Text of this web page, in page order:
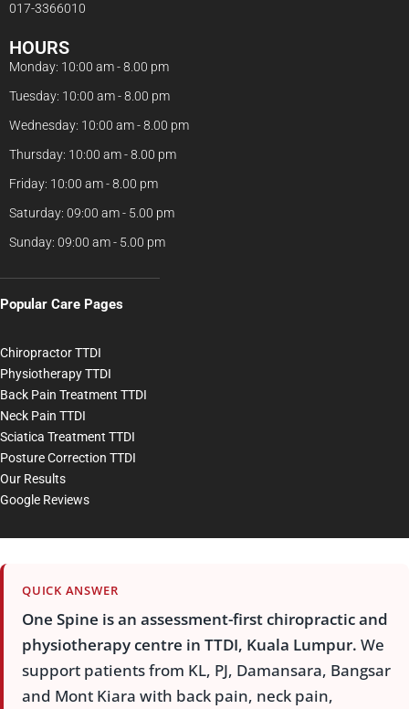
017-3366010
HOURS
Monday: 10:00 am - 8.00 pm
Tuesday: 10:00 am - 8.00 pm
Wednesday: 10:00 am - 8.00 pm
Thursday: 10:00 am - 8.00 pm
Friday: 10:00 am - 8.00 pm
Saturday: 09:00 am - 5.00 pm
Sunday: 09:00 am - 5.00 pm
Popular Care Pages
Chiropractor TTDI
Physiotherapy TTDI
Back Pain Treatment TTDI
Neck Pain TTDI
Sciatica Treatment TTDI
Posture Correction TTDI
Our Results
Google Reviews
QUICK ANSWER
One Spine is an assessment-first chiropractic and
physiotherapy centre in TTDI, Kuala Lumpur. We
support patients from KL, PJ, Damansara, Bangsar
and Mont Kiara with back pain, neck pain,